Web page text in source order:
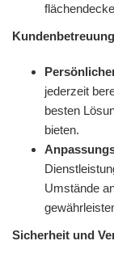
jederzeit
besten
bieten.
Umstände
Sicherheit und